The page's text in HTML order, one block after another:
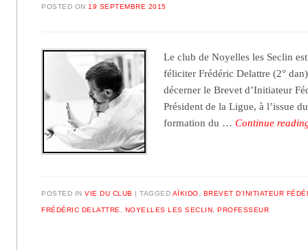
POSTED ON 19 SEPTEMBRE 2015
Le club de Noyelles les Seclin
féliciter Frédéric Delattre (2°
décerner le Brevet d’Initiateur
Président de la Ligue, à l’issue
formation du …Continue
POSTED INVIE DU CLUB TAGGED AÏKIDO BREVET D'INITIATEUR
FRÉDÉRIC DELATTRE NOYELLES LES SECLIN ,PROFESSEUR